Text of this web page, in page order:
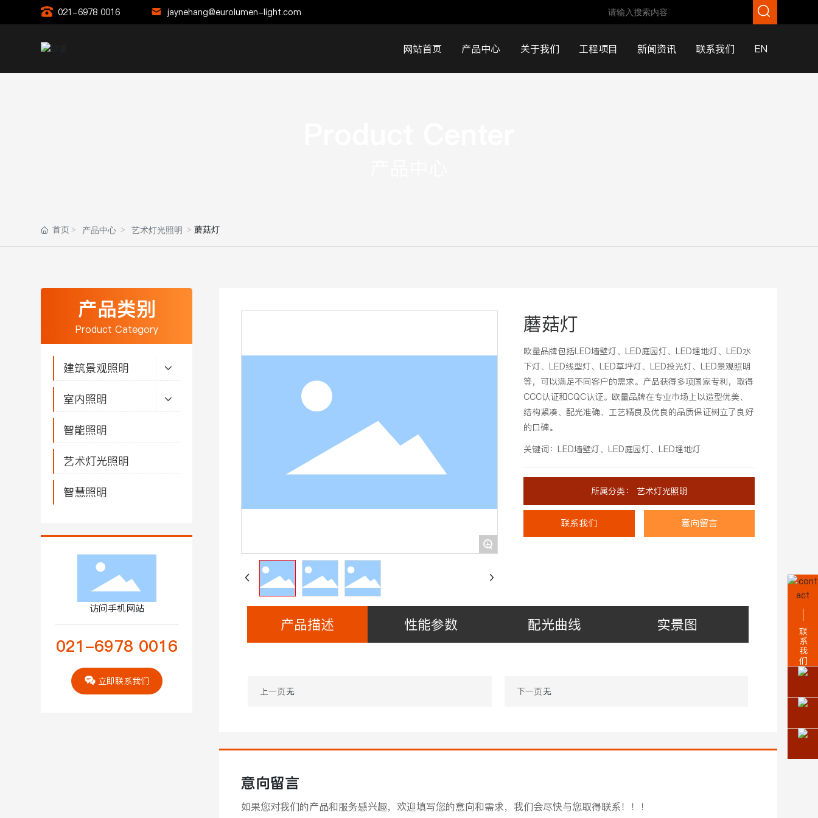
021-6978 0016 jaynehang@eurolumen-light.com
网站首页 产品中心 关于我们 工程项目 新闻资讯 联系我们 EN
首页 产品中心 艺术灯光照明 蘑菇灯
产品类别
Product Category
建筑景观照明
室内照明
智能照明
艺术灯光照明
智慧照明
访问手机网站
021-6978 0016
立即联系我们
+
蘑菇灯
欧量品牌包括LED墙壁灯、LED庭园灯、LED埋地灯、LED水
下灯、LED线型灯、LED草坪灯、LED投光灯、LED景观照明
等，可以满足不同客户的需求。产品获得多项国家专利，取得
CCC认证和CQC认证。欧量品牌在专业市场上以造型优美、
结构紧凑、配光准确、工艺精良及优良的品质保证树立了良好
的口碑。
关键词：LED墙壁灯、LED庭园灯、LED埋地灯
所属分类： 艺术灯光照明
联系我们 意向留言
产品描述 性能参数 配光曲线 实景图
上一页无 下一页无
意向留言
如果您对我们的产品和服务感兴趣，欢迎填写您的意向和需求，我们会尽快与您取得联系！！！
联系我们